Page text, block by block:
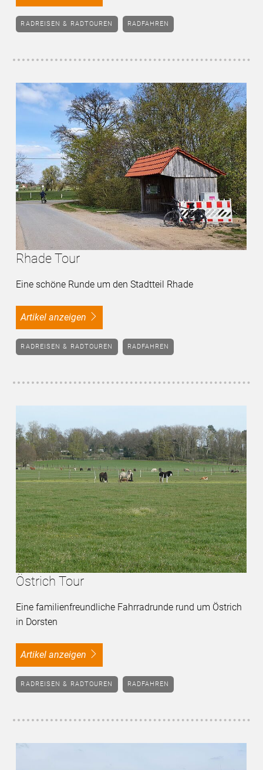
RADREISEN & RADTOUREN RADFAHREN
Rhade Tour
Eine schöne Runde um den Stadtteil Rhade
Artikel anzeigen
RADREISEN & RADTOUREN RADFAHREN
Östrich Tour
Eine familienfreundliche Fahrradrunde rund um Östrich
in Dorsten
Artikel anzeigen
RADREISEN & RADTOUREN RADFAHREN